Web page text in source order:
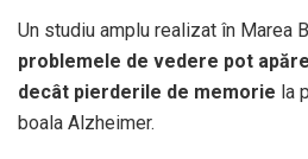
Un studiu amplu realizat în Marea
problemele de vedere pot
decât pierderile de memorie la
boala Alzheimer.